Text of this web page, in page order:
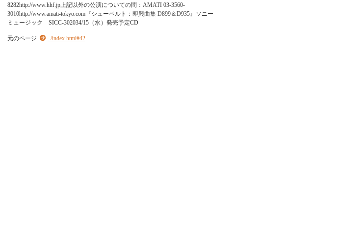
8282http://www.hhf.jp上記以外の公演についての問 ： AMATI 03-3560-
3010http://www.amati-tokyo.com 『シューベル ト ： 即興曲集 D899＆D935』 ソニー
ミ ュージ ッ ク SICC-302034/15 （水） 発売予定CD
元のページ ../index.html#42